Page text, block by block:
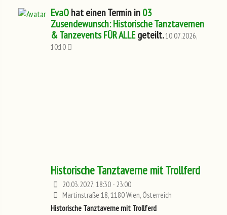
EvaOhat einen Termin in03
Zusendewunsch: Historische Tanztavernen
& Tanzevents FÜR ALLEgeteilt.10.07.2026,
10:10
Historische Tanztaverne mit Trollferd
20.03.2027, 18:30 - 23:00
Martinstraße 18, 1180 Wien, Österreich
Historische Tanztaverne mit Trollferd